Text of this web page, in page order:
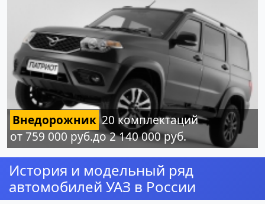
Внедорожник20 комплектаций
от 759 000 руб.до 2 140 000 руб.
История и модельный ряд
автомобилей УАЗ в России